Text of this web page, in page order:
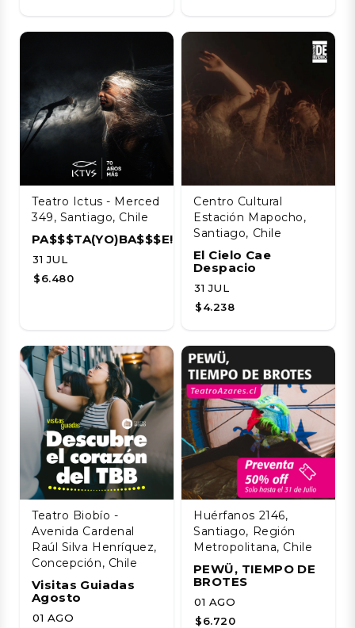
Teatro Ictus - Merced
349, Santiago, Chile
PA$$$TA(YO)BA$$$E!!!!
31 JUL
$6.480
Centro Cultural
Estación Mapocho,
Santiago, Chile
El Cielo Cae
Despacio
31 JUL
$4.238
Teatro Biobío -
Avenida Cardenal
Raúl Silva Henríquez,
Concepción, Chile
Visitas Guiadas
Agosto
01 AGO
Huérfanos 2146,
Santiago, Región
Metropolitana, Chile
PEWÜ, TIEMPO DE
BROTES
01 AGO
$6.720